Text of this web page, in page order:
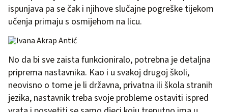
ispunjava pa se čak i njihove slučajne pogreške tijekom
učenja primaju s osmijehom na licu.
No da bi sve zaista funkcioniralo, potrebna je detaljna
priprema nastavnika. Kao i u svakoj drugoj školi,
neovisno o tome je li državna, privatna ili škola stranih
jezika, nastavnik treba svoje probleme ostaviti ispred